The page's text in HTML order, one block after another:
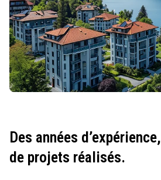
Des années d’expérience,
de projets réalisés.